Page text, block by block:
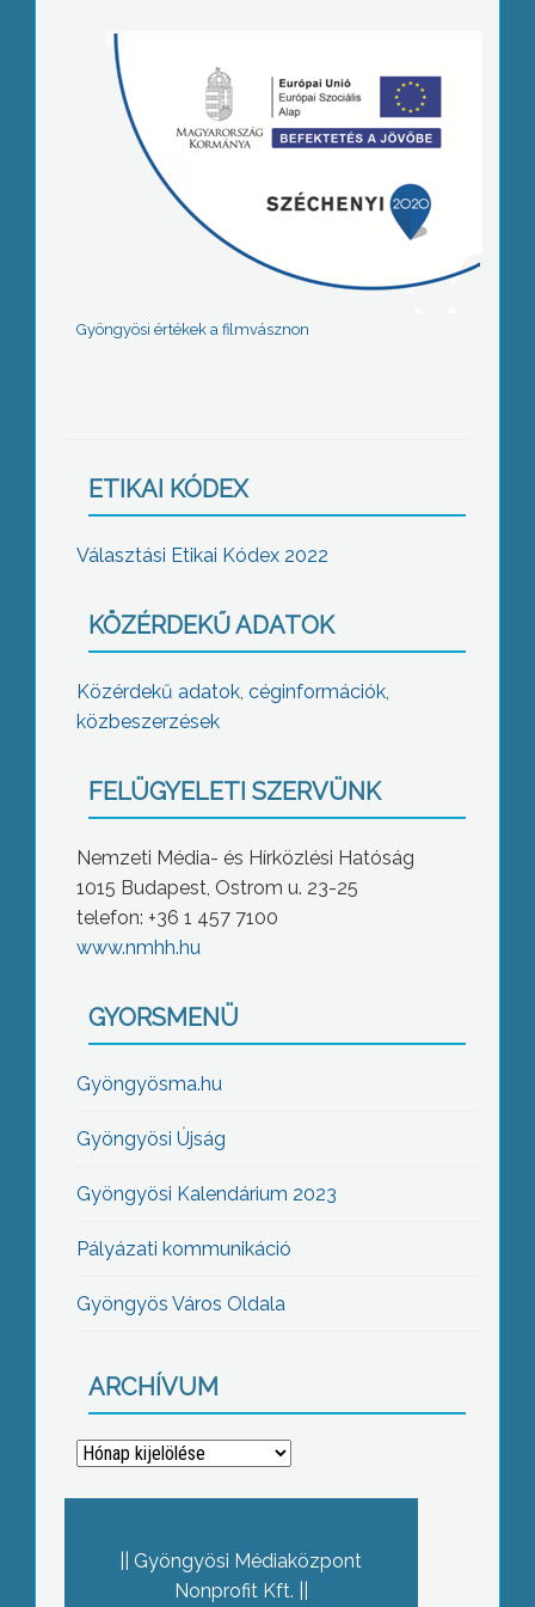
Gyöngyösi értékek a filmvásznon
ETIKAI KÓDEX
Választási Etikai Kódex 2022
KÖZÉRDEKŰ ADATOK
Közérdekű adatok, céginformációk,
közbeszerzések
FELÜGYELETI SZERVÜNK
Nemzeti Média- és Hírközlési Hatóság
1015 Budapest, Ostrom u. 23-25
telefon: +36 1 457 7100
www.nmhh.hu
GYORSMENÜ
Gyöngyösma.hu
Gyöngyösi Újság
Gyöngyösi Kalendárium 2023
Pályázati kommunikáció
Gyöngyös Város Oldala
ARCHÍVUM
Archívum
Gyöngyösi Médiaközpont
Nonprofit Kft.